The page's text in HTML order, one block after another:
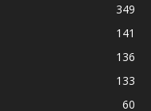
349
141
136
133
60